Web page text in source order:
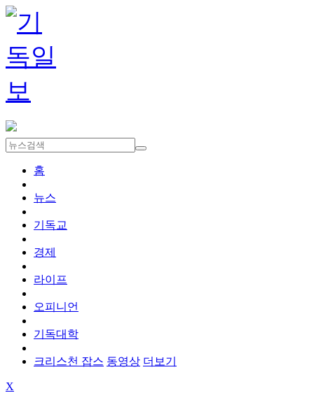
홈
뉴스
기독교
경제
라이프
오피니언
기독대학
크리스천 잡스 동영상 더보기
X